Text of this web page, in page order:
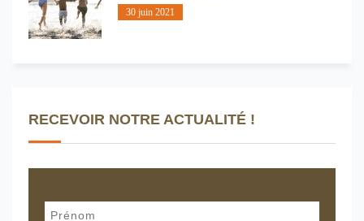
30 juin 2021
RECEVOIR NOTRE ACTUALITÉ !